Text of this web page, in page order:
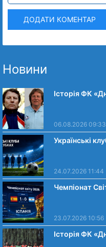
ДОДАТИ КОМЕНТАР
Новини
Історія ФК
06.08.2026 09:33
Українські
24.07.2026 11:44
Чемпіонат
23.07.2026 10:56
Історія ФК